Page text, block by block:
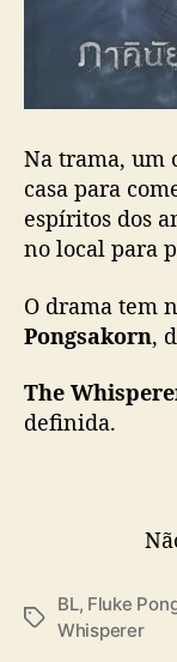
Na trama, um
casa para
espíritos dos
no local para
O drama tem
Pongsakorn,
The
definida.
T
BL, Fluke
Whisperer